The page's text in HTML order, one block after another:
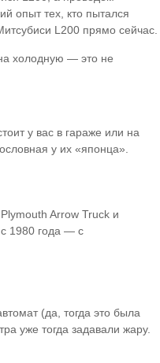
опыт тех, кто пытался
L200 прямо сейчас.
холодную — это не
у вас в гараже или на
у их «японца».
Arrow Truck и
1980 года — с
(да, тогда это была
уже тогда задавали жару.